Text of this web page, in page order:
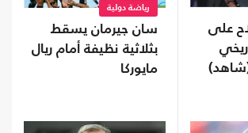
على
رياضة دولية
سان جيرمان يسقط
بثلاثية نظيفة أمام ريال
مايوركا